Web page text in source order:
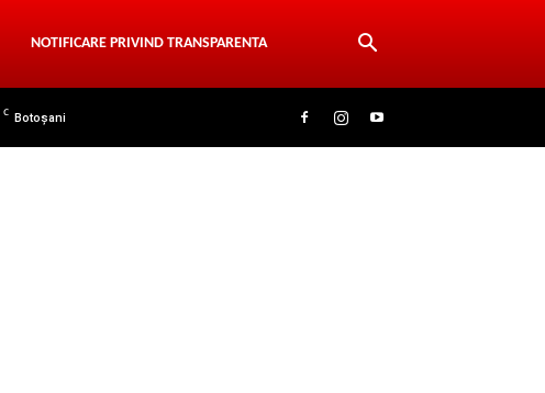
NOTIFICARE PRIVIND TRANSPARENTA
C Botoșani